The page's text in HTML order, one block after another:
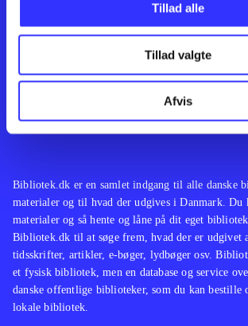
Tillad alle
Tillad valgte
Afvis
Bibliotek.dk er en samlet indgang til alle danske
materialer og til hvad der udgives i Danmark. Du
materialer og så hente og låne på dit eget
Bibliotek.dk til at søge frem, hvad der er udgivet
tidsskrifter, artikler, e-bøger, lydbøger osv.
et fysisk bibliotek, men en database og service
danske offentlige biblioteker, som du kan
lokale bibliotek.
Kontakt os
English
Artikler
Film
Musik
Noder